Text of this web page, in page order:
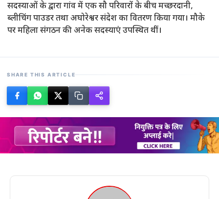
सदस्याओं के द्वारा गांव में एक सौ परिवारों के बीच मच्छरदानी,
ब्लीचिंग पाउडर तथा अघोरेश्वर संदेश का वितरण किया गया। मौके
पर महिला संगठन की अनेक सदस्याएं उपस्थित थीं।
SHARE THIS ARTICLE